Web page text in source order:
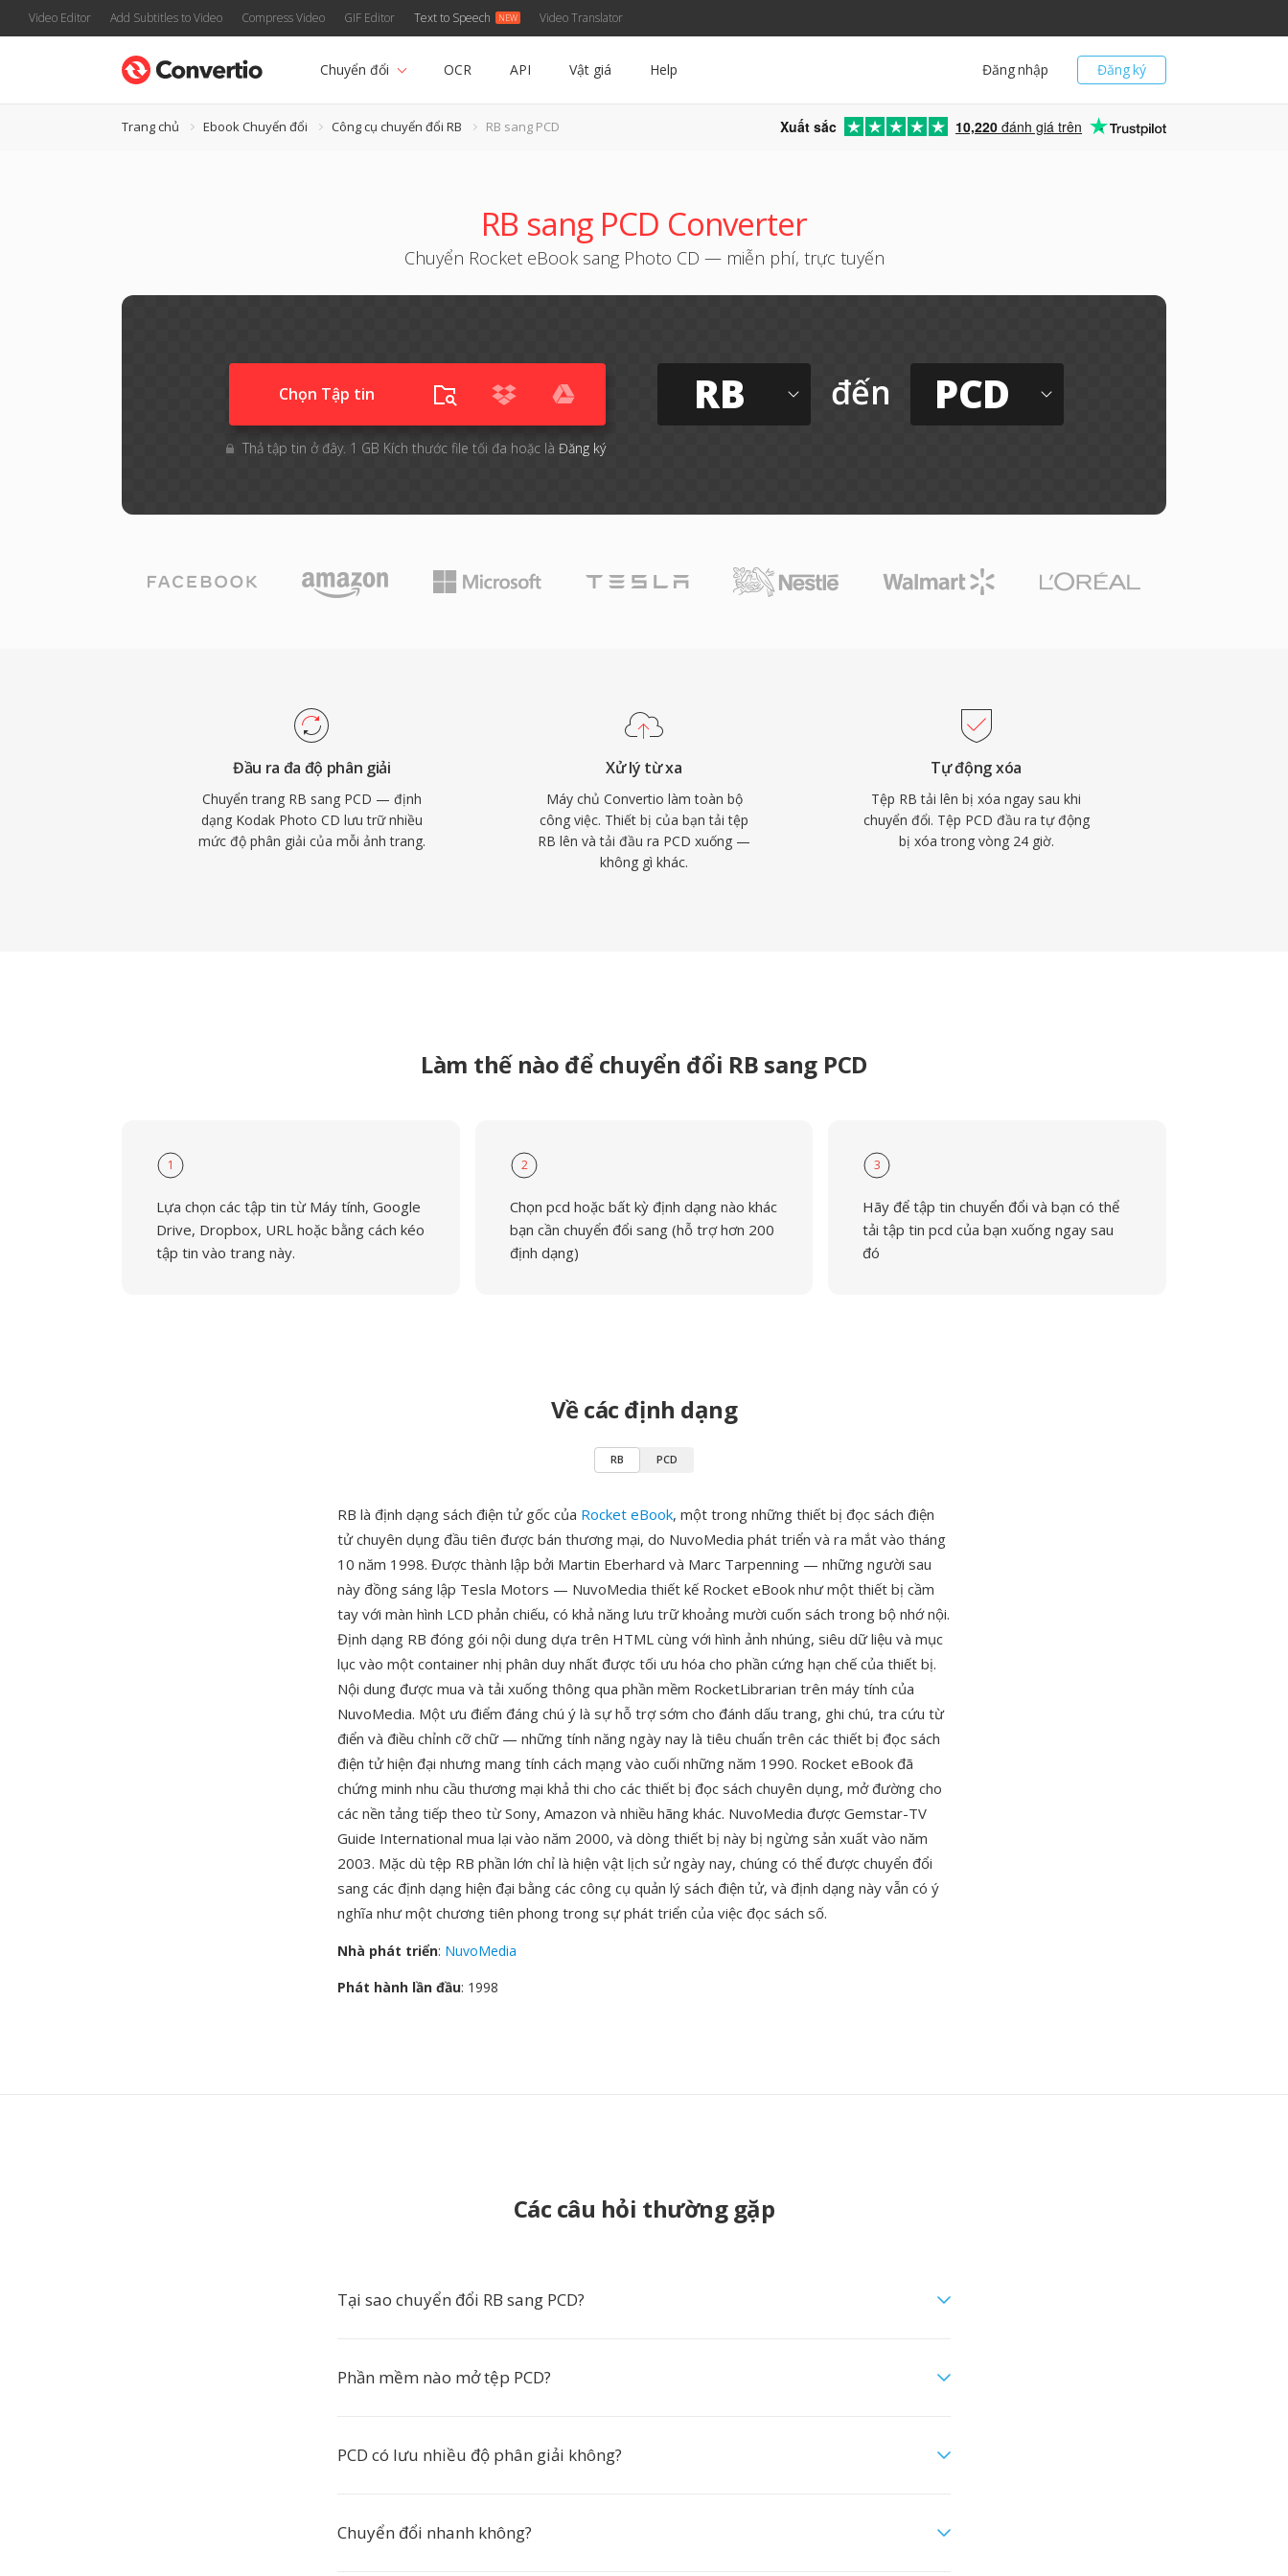
Video Editor Add Subtitles to Video Compress Video GIF Editor Text to Speech Video Translator
Đăng ký
Đăng nhập
Chuyển đổi OCR API Vật giá Help
Trang chủ Ebook Chuyển đổi Công cụ chuyển đổi RB RB sang PCD Xuất sắc 10,220 đánh giá trên
RB sang PCD Converter
Chuyển Rocket eBook sang Photo CD — miễn phí, trực tuyến
Chọn Tập tin
Thả tập tin ở đây. 1 GB Kích thước file tối đa hoặc là Đăng ký
RB đến PCD
Đầu ra đa độ phân giải
Chuyển trang RB sang PCD — định
dạng Kodak Photo CD lưu trữ nhiều
mức độ phân giải của mỗi ảnh trang.
Xử lý từ xa
Máy chủ Convertio làm toàn bộ
công việc. Thiết bị của bạn tải tệp
RB lên và tải đầu ra PCD xuống —
không gì khác.
Tự động xóa
Tệp RB tải lên bị xóa ngay sau khi
chuyển đổi. Tệp PCD đầu ra tự động
bị xóa trong vòng 24 giờ.
Làm thế nào để chuyển đổi RB sang PCD
1
Lựa chọn các tập tin từ Máy tính, Google
Drive, Dropbox, URL hoặc bằng cách kéo
tập tin vào trang này.
2
Chọn pcd hoặc bất kỳ định dạng nào khác
bạn cần chuyển đổi sang (hỗ trợ hơn 200
định dạng)
3
Hãy để tập tin chuyển đổi và bạn có thể
tải tập tin pcd của bạn xuống ngay sau
đó
Về các định dạng
RB PCD
RB là định dạng sách điện tử gốc của Rocket eBook, một trong những thiết bị đọc sách điện
tử chuyên dụng đầu tiên được bán thương mại, do NuvoMedia phát triển và ra mắt vào tháng
10 năm 1998. Được thành lập bởi Martin Eberhard và Marc Tarpenning — những người sau
này đồng sáng lập Tesla Motors — NuvoMedia thiết kế Rocket eBook như một thiết bị cầm
tay với màn hình LCD phản chiếu, có khả năng lưu trữ khoảng mười cuốn sách trong bộ nhớ nội.
Định dạng RB đóng gói nội dung dựa trên HTML cùng với hình ảnh nhúng, siêu dữ liệu và mục
lục vào một container nhị phân duy nhất được tối ưu hóa cho phần cứng hạn chế của thiết bị.
Nội dung được mua và tải xuống thông qua phần mềm RocketLibrarian trên máy tính của
NuvoMedia. Một ưu điểm đáng chú ý là sự hỗ trợ sớm cho đánh dấu trang, ghi chú, tra cứu từ
điển và điều chỉnh cỡ chữ — những tính năng ngày nay là tiêu chuẩn trên các thiết bị đọc sách
điện tử hiện đại nhưng mang tính cách mạng vào cuối những năm 1990. Rocket eBook đã
chứng minh nhu cầu thương mại khả thi cho các thiết bị đọc sách chuyên dụng, mở đường cho
các nền tảng tiếp theo từ Sony, Amazon và nhiều hãng khác. NuvoMedia được Gemstar-TV
Guide International mua lại vào năm 2000, và dòng thiết bị này bị ngừng sản xuất vào năm
2003. Mặc dù tệp RB phần lớn chỉ là hiện vật lịch sử ngày nay, chúng có thể được chuyển đổi
sang các định dạng hiện đại bằng các công cụ quản lý sách điện tử, và định dạng này vẫn có ý
nghĩa như một chương tiên phong trong sự phát triển của việc đọc sách số.
Nhà phát triển: NuvoMedia
Phát hành lần đầu: 1998
Các câu hỏi thường gặp
Tại sao chuyển đổi RB sang PCD?
Phần mềm nào mở tệp PCD?
PCD có lưu nhiều độ phân giải không?
Chuyển đổi nhanh không?